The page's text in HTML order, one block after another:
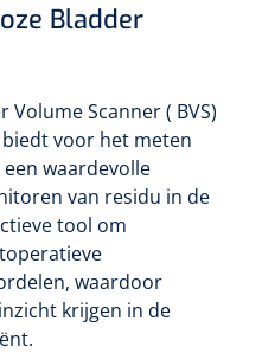
Bladder
Volume Scanner ( BVS)
voor het meten
waardevolle
van residu in de
tool om
waardoor
krijgen in de